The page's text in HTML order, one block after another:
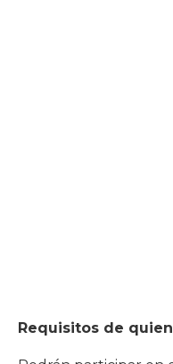
Requisitos de